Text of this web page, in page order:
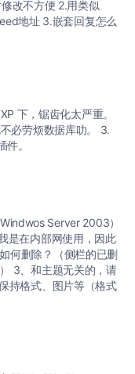
改不方便 2.用类似
地址 3.嵌套回复怎么
下，锯齿化太严重。
必劳烦数据库叻。 3.
。
Server 2003）
是在内部网使用，因此
何删除？（侧栏的已删
3、和主题无关的，请
持格式、图片等（格式